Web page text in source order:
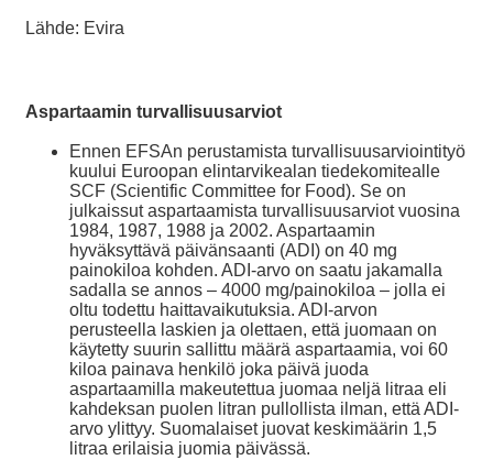
Lähde: Evira
Aspartaamin turvallisuusarviot
Ennen EFSAn perustamista turvallisuusarviointityö
kuului Euroopan elintarvikealan tiedekomitealle
SCF (Scientific Committee for Food). Se on
julkaissut aspartaamista turvallisuusarviot vuosina
1984, 1987, 1988 ja 2002. Aspartaamin
hyväksyttävä päivänsaanti (ADI) on 40 mg
painokiloa kohden. ADI-arvo on saatu jakamalla
sadalla se annos – 4000 mg/painokiloa – jolla ei
oltu todettu haittavaikutuksia. ADI-arvon
perusteella laskien ja olettaen, että juomaan on
käytetty suurin sallittu määrä aspartaamia, voi 60
kiloa painava henkilö joka päivä juoda
aspartaamilla makeutettua juomaa neljä litraa eli
kahdeksan puolen litran pullollista ilman, että ADI-
arvo ylittyy. Suomalaiset juovat keskimäärin 1,5
litraa erilaisia juomia päivässä.